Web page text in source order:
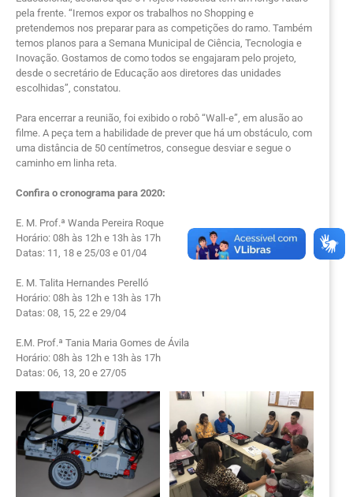
pela frente. “Iremos expor os trabalhos no Shopping e
pretendemos nos preparar para as competições do ramo. Também
temos planos para a Semana Municipal de Ciência, Tecnologia e
Inovação. Gostamos de como todos se engajaram pelo projeto,
desde o secretário de Educação aos diretores das unidades
escolhidas”, constatou.
Para encerrar a reunião, foi exibido o robô “Wall-e”, em alusão ao
filme. A peça tem a habilidade de prever que há um obstáculo, com
uma distância de 50 centímetros, consegue desviar e segue o
caminho em linha reta.
Confira o cronograma para 2020:
E. M. Prof.ª Wanda Pereira Roque
Horário: 08h às 12h e 13h às 17h
Datas: 11, 18 e 25/03 e 01/04
E. M. Talita Hernandes Perelló
Horário: 08h às 12h e 13h às 17h
Datas: 08, 15, 22 e 29/04
E.M. Prof.ª Tania Maria Gomes de Ávila
Horário: 08h às 12h e 13h às 17h
Datas: 06, 13, 20 e 27/05